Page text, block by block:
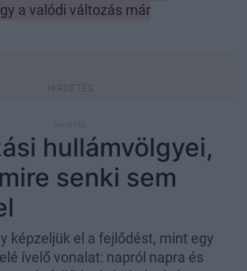
a valódi változás már
hullámvölgyei,
senki sem
képzeljük el a fejlődést, mint egy
ívelő vonalat: napról napra és